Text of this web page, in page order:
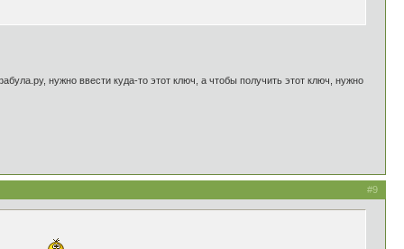
нужно ввести куда-то этот ключ, а чтобы получить этот ключ, нужно
#9